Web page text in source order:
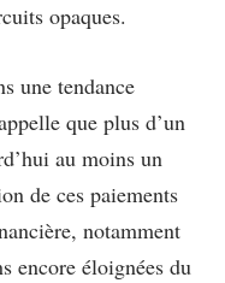
opaques.
une tendance
que plus d’un
au moins un
de ces paiements
notamment
encore éloignées du